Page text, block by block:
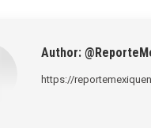
Author:
https://